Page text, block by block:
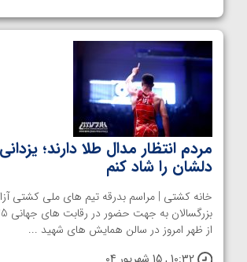
مردم انتظار مدال طلا دارند؛
دلشان را شاد کنم
خانه کشتی | مراسم بدرقه تیم های ملی کشتی
از ظهر امروز در سالن همایش های شهید ...
10:32 , 15 شهریور 04